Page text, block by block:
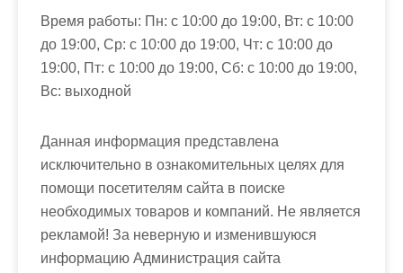
Время работы: Пн: с 10:00 до 19:00, Вт: с 10:00
до 19:00, Ср: с 10:00 до 19:00, Чт: с 10:00 до
19:00, Пт: с 10:00 до 19:00, Сб: с 10:00 до 19:00,
Вс: выходной
Данная информация представлена
исключительно в ознакомительных целях для
помощи посетителям сайта в поиске
необходимых товаров и компаний. Не является
рекламой! За неверную и изменившуюся
информацию Администрация сайта